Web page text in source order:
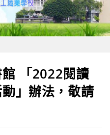
「2022閱讀
」辦法，敬請